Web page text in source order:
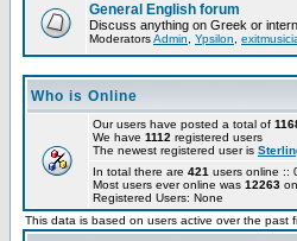
General English forum
Discuss anything on Greek or
ModeratorsAdmin Ypsilon
Who is Online
Our users have posted a total of
We have 1112 registered users
The newest registered user is
In total there are 421 users online ::
Most users ever online was 12263
Registered Users: None
This data is based on users active over the past